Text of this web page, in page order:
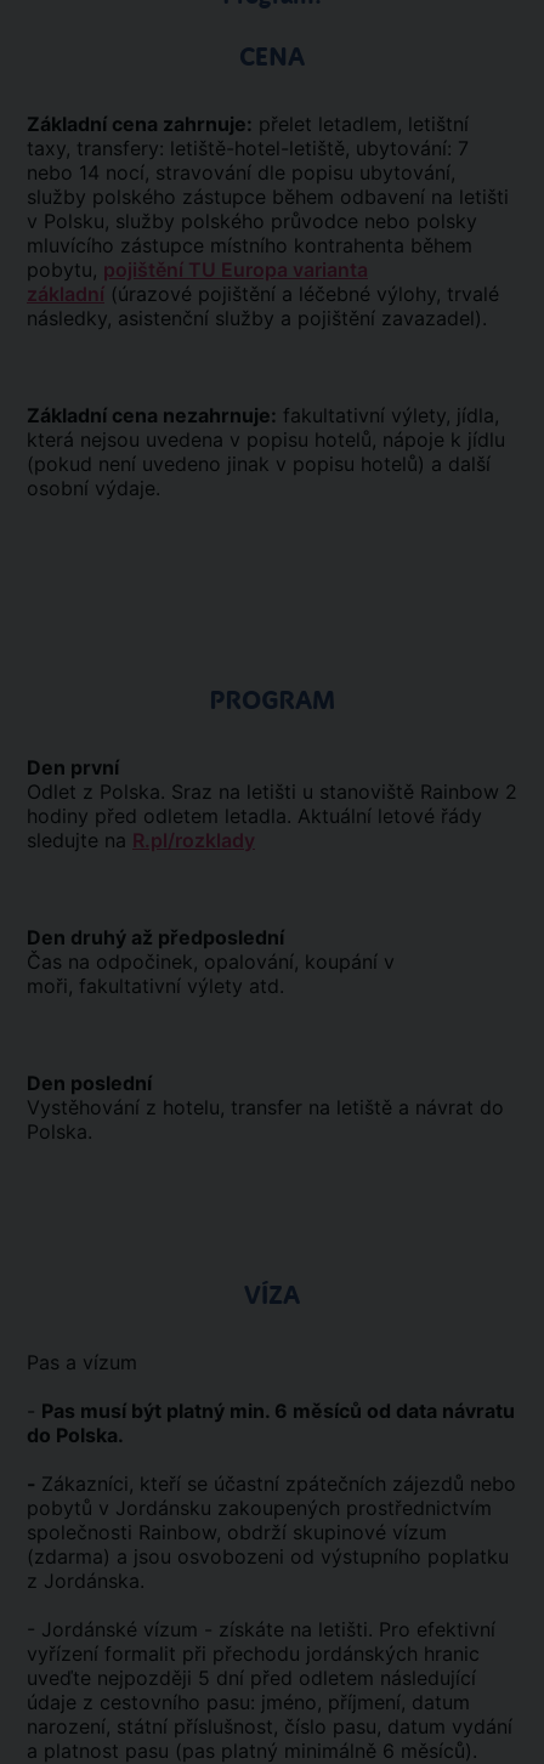
CENA
Základní cena zahrnuje: přelet letadlem, letištní
taxy, transfery: letiště-hotel-letiště, ubytování: 7
nebo 14 nocí, stravování dle popisu ubytování,
služby polského zástupce během odbavení na letišti
v Polsku, služby polského průvodce nebo polsky
mluvícího zástupce místního kontrahenta během
pobytu, pojištění TU Europa varianta
základní (úrazové pojištění a léčebné výlohy, trvalé
následky, asistenční služby a pojištění zavazadel).
Základní cena nezahrnuje: fakultativní výlety, jídla,
která nejsou uvedena v popisu hotelů, nápoje k jídlu
(pokud není uvedeno jinak v popisu hotelů) a další
osobní výdaje.
PROGRAM
Den první
Odlet z Polska. Sraz na letišti u stanoviště Rainbow 2
hodiny před odletem letadla. Aktuální letové řády
sledujte na R.pl/rozklady
Den druhý až předposlední
Čas na odpočinek, opalování, koupání v
moři, fakultativní výlety atd.
Den poslední
Vystěhování z hotelu, transfer na letiště a návrat do
Polska.
VÍZA
Pas a vízum
- Pas musí být platný min. 6 měsíců od data návratu
do Polska.
- Zákazníci, kteří se účastní zpátečních zájezdů nebo
pobytů v Jordánsku zakoupených prostřednictvím
společnosti Rainbow, obdrží skupinové vízum
(zdarma) a jsou osvobozeni od výstupního poplatku
z Jordánska.
- Jordánské vízum - získáte na letišti. Pro efektivní
vyřízení formalit při přechodu jordánských hranic
uveďte nejpozději 5 dní před odletem následující
údaje z cestovního pasu: jméno, příjmení, datum
narození, státní příslušnost, číslo pasu, datum vydání
a platnost pasu (pas platný minimálně 6 měsíců).